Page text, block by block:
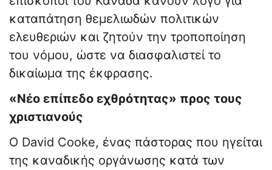
καταπάτηση θεμελιωδών πολιτικών
ελευθεριών και ζητούν την τροποποίηση
του νόμου, ώστε να διασφαλιστεί το
δικαίωμα της έκφρασης.
«Νέο επίπεδο εχθρότητας» προς τους
χριστιανούς
Ο David Cooke, ένας πάστορας που ηγείται
της καναδικής οργάνωσης κατά των